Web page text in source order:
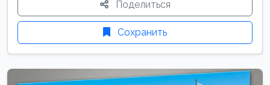
Поделиться
Сохранить